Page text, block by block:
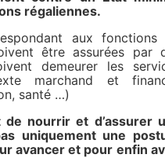
régaliennes.
aux fonctions
être assurées par
demeurer les
marchand et
santé …)
de nourrir et d’assurer
uniquement une
avancer et pour enfin